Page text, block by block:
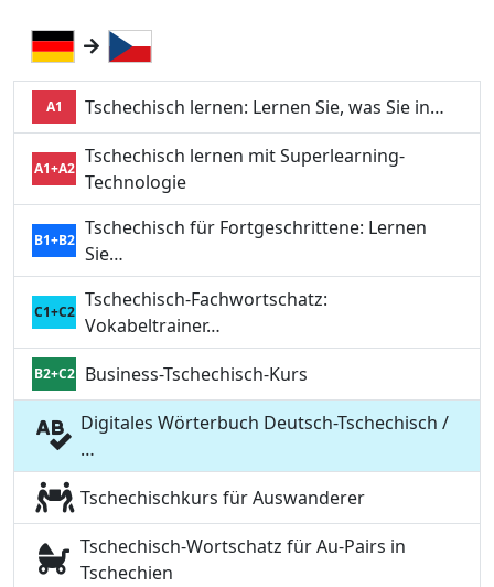
A1 Tschechisch lernen: Lernen Sie, was Sie in…
A1+A2
Tschechisch lernen mit Superlearning-
Technologie
B1+B2
Tschechisch für Fortgeschrittene: Lernen
Sie…
C1+C2
Tschechisch-Fachwortschatz:
Vokabeltrainer…
B2+C2
Business-Tschechisch-Kurs
Digitales Wörterbuch Deutsch-Tschechisch /
…
Tschechischkurs für Auswanderer
Tschechisch-Wortschatz für Au-Pairs in
Tschechien